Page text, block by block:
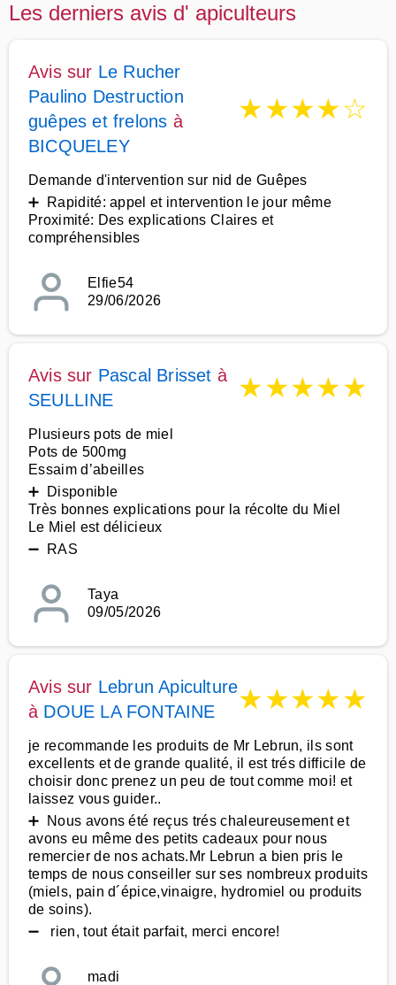
Les derniers avis d' apiculteurs
Avis sur Le Rucher
Paulino Destruction
guêpes et frelons à
BICQUELEY
★★★★☆
Demande d'intervention sur nid de Guêpes
➕ Rapidité: appel et intervention le jour même
Proximité: Des explications Claires et
compréhensibles
Elfie54
29/06/2026
Avis sur Pascal Brisset à
SEULLINE
★★★★★
Plusieurs pots de miel
Pots de 500mg
Essaim d’abeilles
➕ Disponible
Très bonnes explications pour la récolte du Miel
Le Miel est délicieux
➖ RAS
Taya
09/05/2026
Avis sur Lebrun Apiculture
à DOUE LA FONTAINE ★★★★★
je recommande les produits de Mr Lebrun, ils sont
excellents et de grande qualité, il est trés difficile de
choisir donc prenez un peu de tout comme moi! et
laissez vous guider..
➕ Nous avons été reçus trés chaleureusement et
avons eu même des petits cadeaux pour nous
remercier de nos achats.Mr Lebrun a bien pris le
temps de nous conseiller sur ses nombreux produits
(miels, pain d´épice,vinaigre, hydromiel ou produits
de soins).
➖ rien, tout était parfait, merci encore!
madi